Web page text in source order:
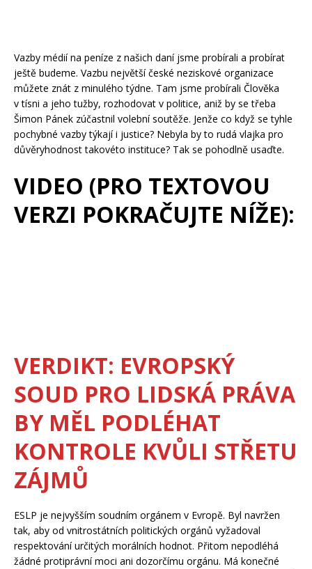
Vazby médií na peníze z našich daní jsme probírali a probírat
ještě budeme. Vazbu největší české neziskové organizace
můžete znát z minulého týdne. Tam jsme probírali Člověka
v tísni a jeho tužby, rozhodovat v politice, aniž by se třeba
Šimon Pánek zúčastnil volební soutěže. Jenže co když se tyhle
pochybné vazby týkají i justice? Nebyla by to rudá vlajka pro
důvěryhodnost takovéto instituce? Tak se pohodlně usaďte.
VIDEO (PRO TEXTOVOU
VERZI POKRAČUJTE NÍŽE):
VERDIKT: EVROPSKÝ
SOUD PRO LIDSKÁ PRÁVA
BY MĚL PODLÉHAT
KONTROLE KVŮLI STŘETU
ZÁJMŮ
ESLP je nejvyšším soudním orgánem v Evropě. Byl navržen
tak, aby od vnitrostátních politických orgánů vyžadoval
respektování určitých morálních hodnot. Přitom nepodléhá
žádné protiprávní moci ani dozorčímu orgánu. Má konečné